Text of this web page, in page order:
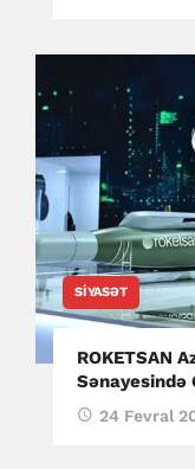
SIYASƏT
ROKETSAN
Sənayesində
24 Fevral